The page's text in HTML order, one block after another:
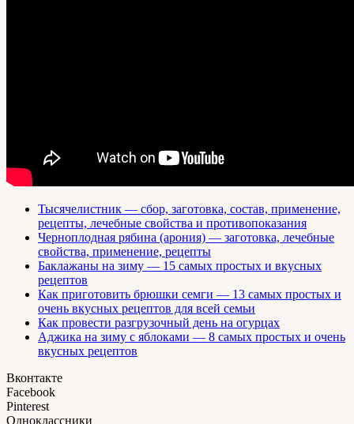
Тысячелистник — сбор, заготовка, состав, применение,
рецепты, лечебные свойства и противопоказания
Черноплодная рябина (арония) — заготовка, лечебные
свойства, применение, рецепты
Баклажаны на зиму — 15 самых простых и вкусных
рецептов
Как приготовить брюшки семги — 13 самых простых и
очень вкусных рецептов для всей семьи
Как провести разгрузочный день на огурцах
Аджика на зиму с яблоками — 8 самых простых и очень
вкусных рецептов
Вконтакте
Facebook
Pinterest
Одноклассники